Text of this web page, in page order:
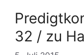
32 / zu